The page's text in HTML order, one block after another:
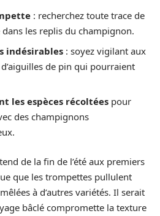
: recherchez toute trace de
les replis du champignon.
indésirables : soyez vigilant aux
de pin qui pourraient
les espèces récoltées pour
des champignons
de la fin de l’été aux premiers
que les trompettes pullulent
à d’autres variétés. Il serait
bâclé compromette la texture